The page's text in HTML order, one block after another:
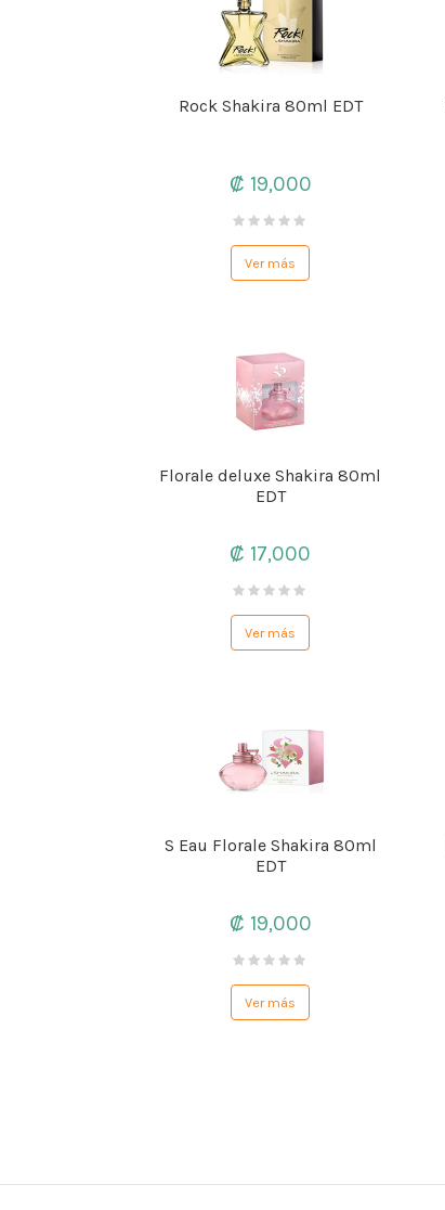
Rock Shakira 80ml EDT
₡ 19,000
Ver más
Florale deluxe Shakira 80ml
EDT
₡ 17,000
Ver más
S Eau Florale Shakira 80ml
EDT
₡ 19,000
Ver más